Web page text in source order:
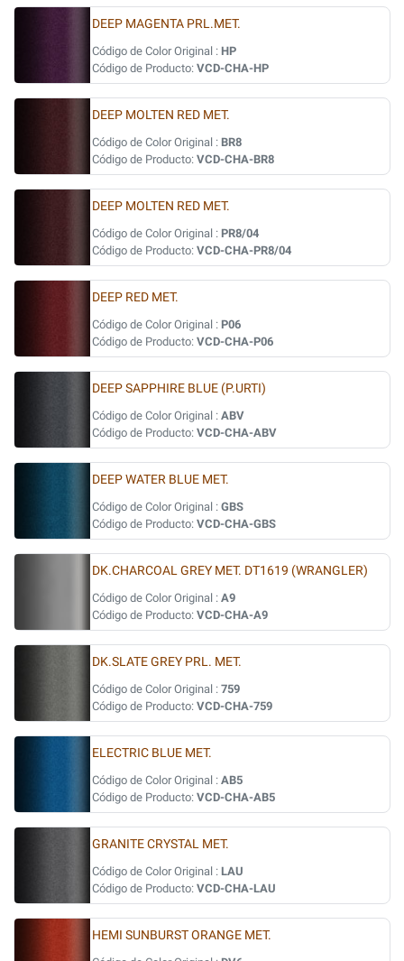
DEEP MAGENTA PRL.MET.
Código de Color Original : HP
Código de Producto: VCD-CHA-HP
DEEP MOLTEN RED MET.
Código de Color Original : BR8
Código de Producto: VCD-CHA-BR8
DEEP MOLTEN RED MET.
Código de Color Original : PR8/04
Código de Producto: VCD-CHA-PR8/04
DEEP RED MET.
Código de Color Original : P06
Código de Producto: VCD-CHA-P06
DEEP SAPPHIRE BLUE (P.URTI)
Código de Color Original : ABV
Código de Producto: VCD-CHA-ABV
DEEP WATER BLUE MET.
Código de Color Original : GBS
Código de Producto: VCD-CHA-GBS
DK.CHARCOAL GREY MET. DT1619 (WRANGLER)
Código de Color Original : A9
Código de Producto: VCD-CHA-A9
DK.SLATE GREY PRL. MET.
Código de Color Original : 759
Código de Producto: VCD-CHA-759
ELECTRIC BLUE MET.
Código de Color Original : AB5
Código de Producto: VCD-CHA-AB5
GRANITE CRYSTAL MET.
Código de Color Original : LAU
Código de Producto: VCD-CHA-LAU
HEMI SUNBURST ORANGE MET.